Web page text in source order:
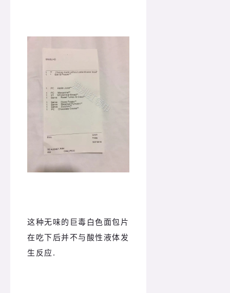
这种无味的巨毒白色面包片
在吃下后并不与酸性液体发
生反应.